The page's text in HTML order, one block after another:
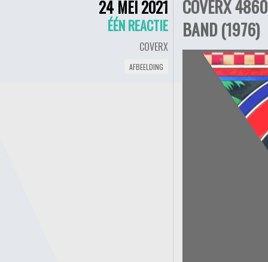
24 MEI 2021
ÉÉN REACTIE
COVERX
AFBEELDING
COVERX
BAND (1976)